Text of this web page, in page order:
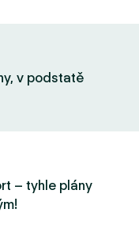
v podstatě
– tyhle plány